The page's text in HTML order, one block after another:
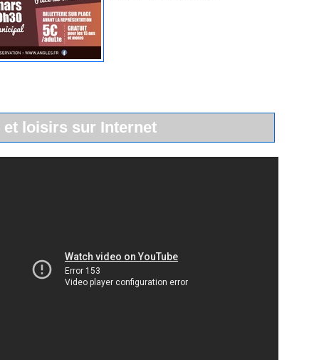
et loisirs sur Internet